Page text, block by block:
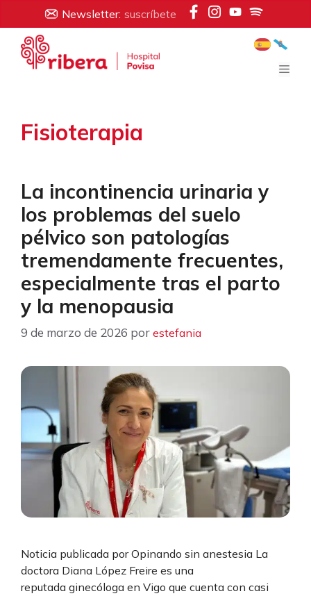
al
contenido
Fisioterapia
La incontinencia urinaria y
los problemas del suelo
pélvico son patologías
tremendamente frecuentes,
especialmente tras el parto
y la menopausia
9 de marzo de 2026 por estefania
Noticia publicada por Opinando sin anestesia La
doctora Diana López Freire es una
reputada ginecóloga en Vigo que cuenta con casi
Newsletter: suscríbete